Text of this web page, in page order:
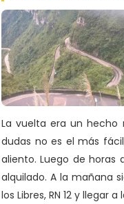
La vuelta era un
dudas no es el más
aliento. Luego de horas
alquilado. A la mañana
los Libres, RN 12 y llegar